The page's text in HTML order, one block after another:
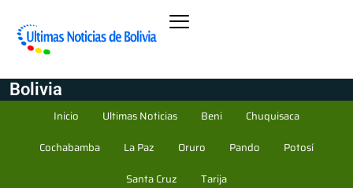
Bolivia
Inicio Ultimas Noticias Beni
Chuquisaca
Cochabamba
La Paz Oruro Pando
Potosí
Santa Cruz
Tarija